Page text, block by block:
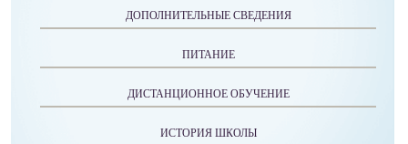
ДОПОЛНИТЕЛЬНЫЕ СВЕДЕНИЯ
ПИТАНИЕ
ДИСТАНЦИОННОЕ ОБУЧЕНИЕ
ИСТОРИЯ ШКОЛЫ